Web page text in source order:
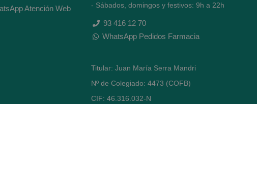
Atención Web
- Sábados, domingos y festivos: 9h a 22h
93 416 12 70
WhatsApp Pedidos Farmacia
Titular: Juan María Serra Mandri
Nº de Colegiado: 4473 (COFB)
CIF: 46.316.032-N